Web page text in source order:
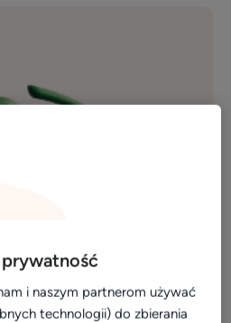
i naszym partnerom używać
technologii) do zbierania